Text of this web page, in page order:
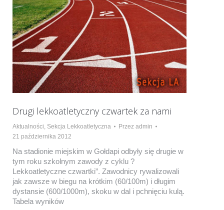
Drugi lekkoatletyczny czwartek za nami
Aktualności, Sekcja Lekkoatletyczna Przez admin
21 października 2012
Na stadionie miejskim w Gołdapi odbyły się drugie w
tym roku szkolnym zawody z cyklu ?
Lekkoatletyczne czwartki”. Zawodnicy rywalizowali
jak zawsze w biegu na krótkim (60/100m) i długim
dystansie (600/1000m), skoku w dal i pchnięciu kulą.
Tabela wyników